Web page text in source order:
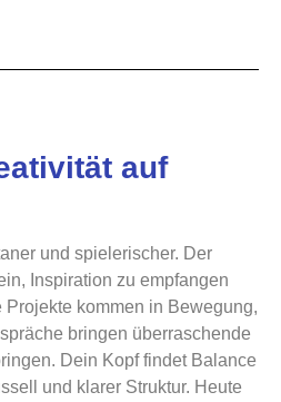
auf
und spielerischer. Der
Inspiration zu empfangen
Projekte kommen in Bewegung,
bringen überraschende
Dein Kopf findet Balance
und klarer Struktur. Heute